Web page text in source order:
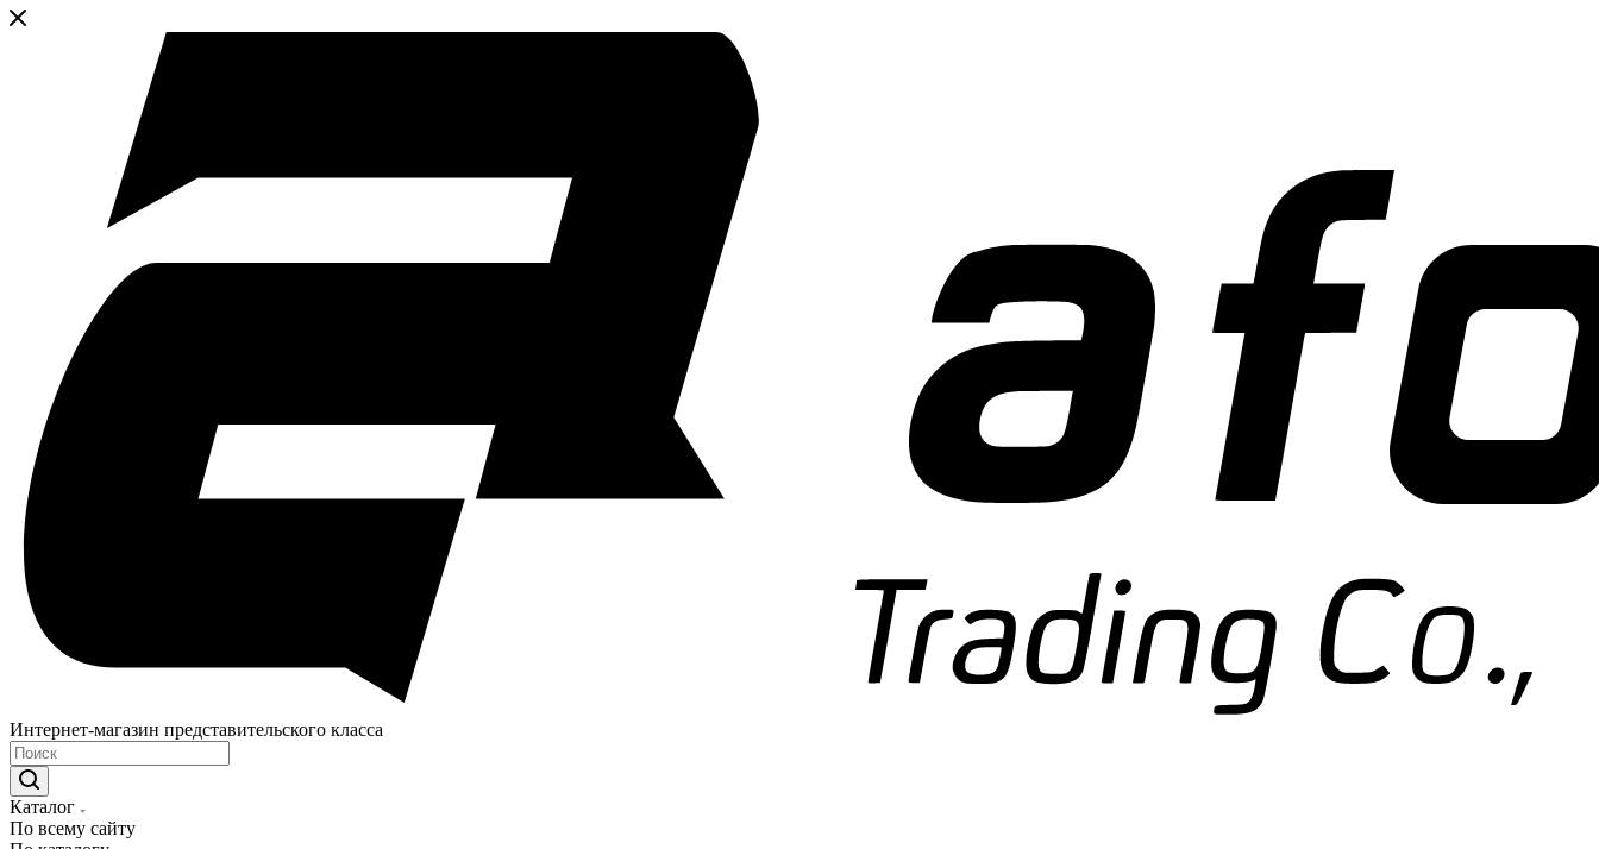
Интернет-магазин представительского класса
Каталог
По всему сайту